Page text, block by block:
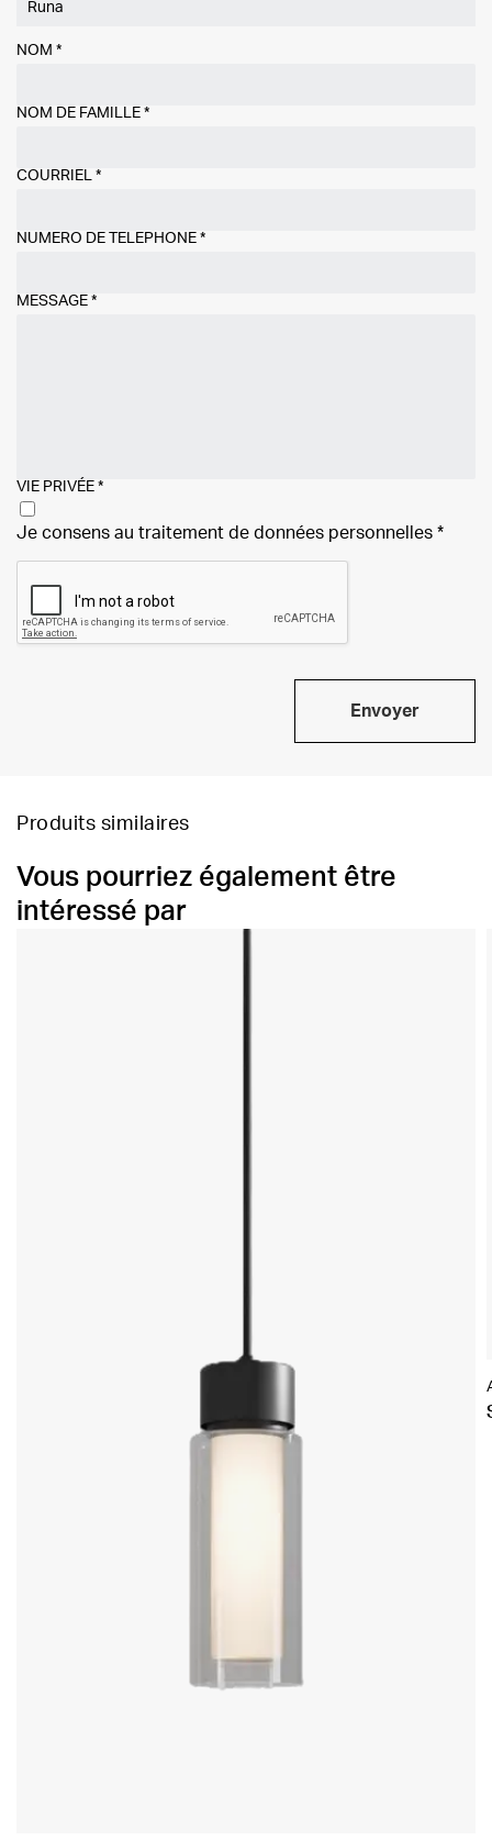
NOM *
NOM DE FAMILLE *
COURRIEL *
NUMÉRO DE TÉLÉPHONE *
MESSAGE *
VIE PRIVÉE *
Je consens au traitement de données personnelles *
Envoyer
Produits similaires
Vous pourriez également être
intéressé par